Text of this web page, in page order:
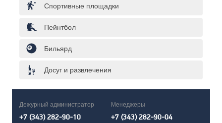
Спортивные площадки
Пейнтбол
Бильярд
Досуг и развлечения
Дежурный администратор
+7 (343) 282-90-10
Менеджеры
+7 (343) 282-90-04